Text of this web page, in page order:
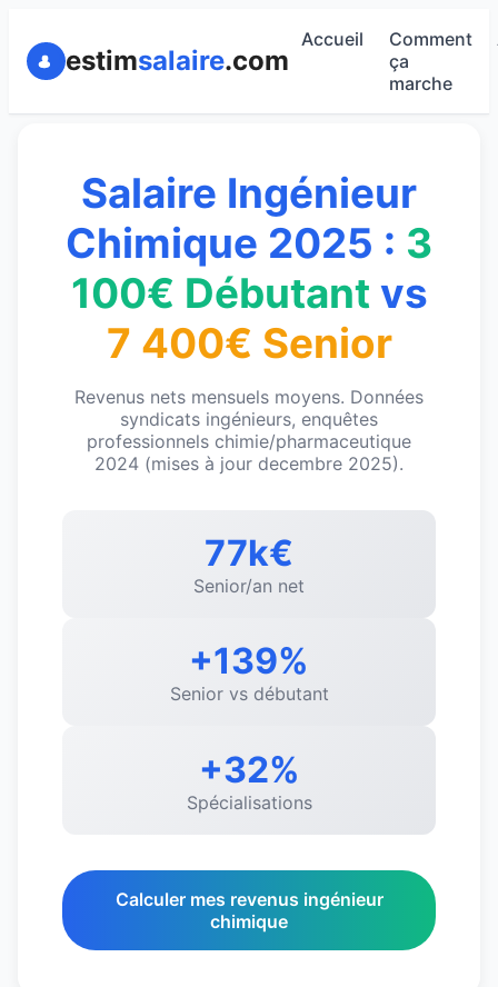
estimsalaire.com
Accueil
Comment
ça
marche
Salaire Ingénieur
Chimique 2025 : 3
100€ Débutant vs
7 400€ Senior
Revenus nets mensuels moyens. Données
syndicats ingénieurs, enquêtes
professionnels chimie/pharmaceutique
2024 (mises à jour decembre 2025).
77k€
Senior/an net
+139%
Senior vs débutant
+32%
Spécialisations
Calculer mes revenus ingénieur
chimique